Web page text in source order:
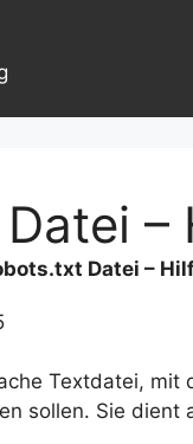
–
Datei –
Textdatei, mit
sollen. Sie